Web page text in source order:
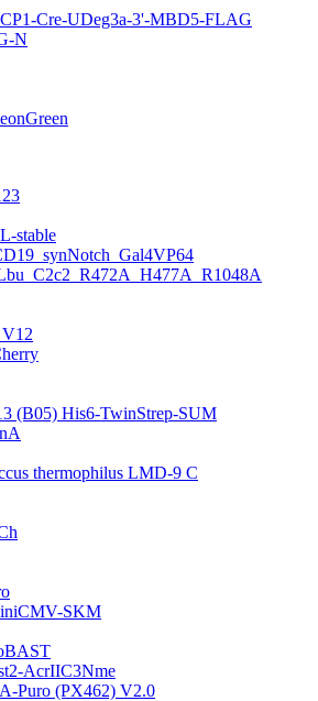
Cre-UDeg3a-3'-MBD5-FLAG
N
stable
(B05) His6-TwinStrep-SUM
thermophilus LMD-9 C
SKM
AcrIIC3Nme
Puro (PX462) V2.0